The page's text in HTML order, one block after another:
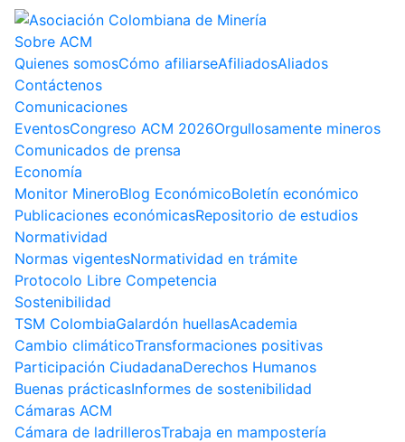
Sobre ACM
Quienes somosCómo afiliarseAfiliadosAliados
Contáctenos
Comunicaciones
EventosCongreso ACM 2026Orgullosamente mineros
Comunicados de prensa
Economía
Monitor MineroBlog EconómicoBoletín económico
Publicaciones económicasRepositorio de estudios
Normatividad
Normas vigentesNormatividad en trámite
Protocolo Libre Competencia
Sostenibilidad
TSM ColombiaGalardón huellasAcademia
Cambio climáticoTransformaciones positivas
Participación CiudadanaDerechos Humanos
Buenas prácticasInformes de sostenibilidad
Cámaras ACM
Cámara de ladrillerosTrabaja en mampostería